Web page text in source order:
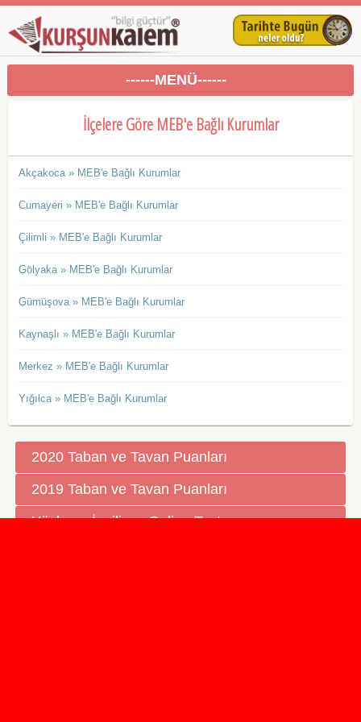
------MENÜ------
İlçelere Göre MEB'e Bağlı Kurumlar
Akçakoca » MEB'e Bağlı Kurumlar
Cumayeri » MEB'e Bağlı Kurumlar
Çilimli » MEB'e Bağlı Kurumlar
Gölyaka » MEB'e Bağlı Kurumlar
Gümüşova » MEB'e Bağlı Kurumlar
Kaynaşlı » MEB'e Bağlı Kurumlar
Merkez » MEB'e Bağlı Kurumlar
Yığılca » MEB'e Bağlı Kurumlar
2020 Taban ve Tavan Puanları
2019 Taban ve Tavan Puanları
Yüzlerce İngilizce Online Test